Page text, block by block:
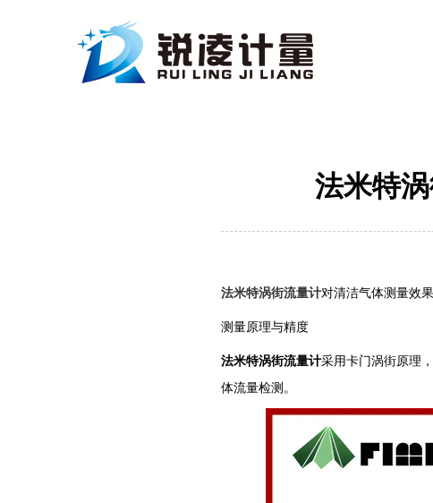
法米特
法米特涡街流量计对清洁气体测量效
测量原理与精度
法米特涡街流量计采用卡门涡街原理
体流量检测。 ‌